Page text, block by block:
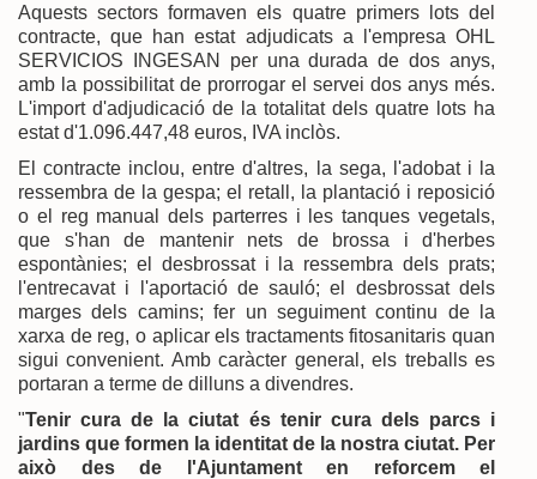
Aquests sectors formaven els quatre primers lots del
contracte, que han estat adjudicats a l'empresa OHL
SERVICIOS INGESAN per una durada de dos anys,
amb la possibilitat de prorrogar el servei dos anys més.
L'import d'adjudicació de la totalitat dels quatre lots ha
estat d'1.096.447,48 euros, IVA inclòs.
El contracte inclou, entre d'altres, la sega, l'adobat i la
ressembra de la gespa; el retall, la plantació i reposició
o el reg manual dels parterres i les tanques vegetals,
que s'han de mantenir nets de brossa i d'herbes
espontànies; el desbrossat i la ressembra dels prats;
l'entrecavat i l'aportació de sauló; el desbrossat dels
marges dels camins; fer un seguiment continu de la
xarxa de reg, o aplicar els tractaments fitosanitaris quan
sigui convenient. Amb caràcter general, els treballs es
portaran a terme de dilluns a divendres.
"Tenir cura de la ciutat és tenir cura dels parcs i
jardins que formen la identitat de la nostra ciutat. Per
això des de l'Ajuntament en reforcem el